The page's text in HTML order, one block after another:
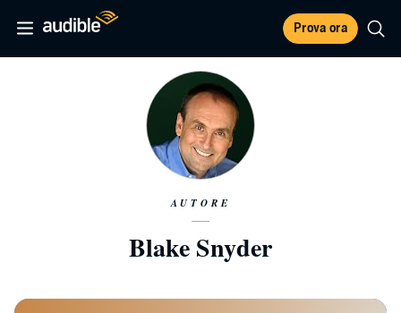
Prova ora
AUTORE
Blake Snyder